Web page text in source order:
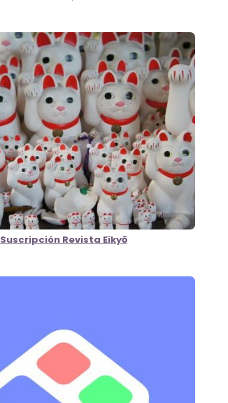
Suscripción Revista Eikyō